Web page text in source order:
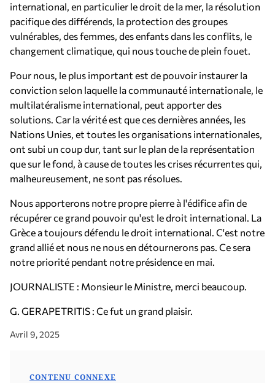
international, en particulier le droit de la mer, la résolution
pacifique des différends, la protection des groupes
vulnérables, des femmes, des enfants dans les conflits, le
changement climatique, qui nous touche de plein fouet.
Pour nous, le plus important est de pouvoir instaurer la
conviction selon laquelle la communauté internationale, le
multilatéralisme international, peut apporter des
solutions. Car la vérité est que ces dernières années, les
Nations Unies, et toutes les organisations internationales,
ont subi un coup dur, tant sur le plan de la représentation
que sur le fond, à cause de toutes les crises récurrentes qui,
malheureusement, ne sont pas résolues.
Nous apporterons notre propre pierre à l'édifice afin de
récupérer ce grand pouvoir qu'est le droit international. La
Grèce a toujours défendu le droit international. C'est notre
grand allié et nous ne nous en détournerons pas. Ce sera
notre priorité pendant notre présidence en mai.
JOURNALISTE : Monsieur le Ministre, merci beaucoup.
G. GERAPETRITIS : Ce fut un grand plaisir.
Avril 9, 2025
CONTENU CONNEXE